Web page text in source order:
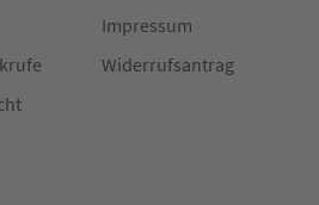
Impressum
Widerrufsantrag